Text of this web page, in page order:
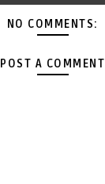
NO COMMENTS:
POST A COMMENT